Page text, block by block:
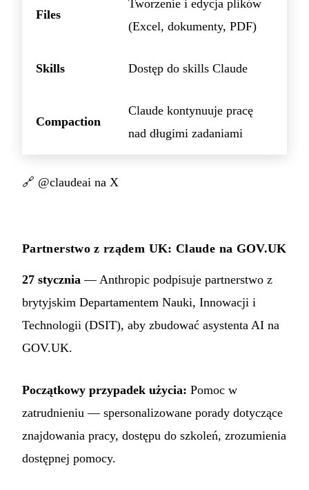
Files
Tworzenie i edycja plików
(Excel, dokumenty, PDF)
Skills Dostęp do skills Claude
Compaction
Claude kontynuuje pracę
nad długimi zadaniami
🔗 @claudeai na X
Partnerstwo z rządem UK: Claude na GOV.UK
27 stycznia — Anthropic podpisuje partnerstwo z
brytyjskim Departamentem Nauki, Innowacji i
Technologii (DSIT), aby zbudować asystenta AI na
GOV.UK.
Początkowy przypadek użycia: Pomoc w
zatrudnieniu — spersonalizowane porady dotyczące
znajdowania pracy, dostępu do szkoleń, zrozumienia
dostępnej pomocy.